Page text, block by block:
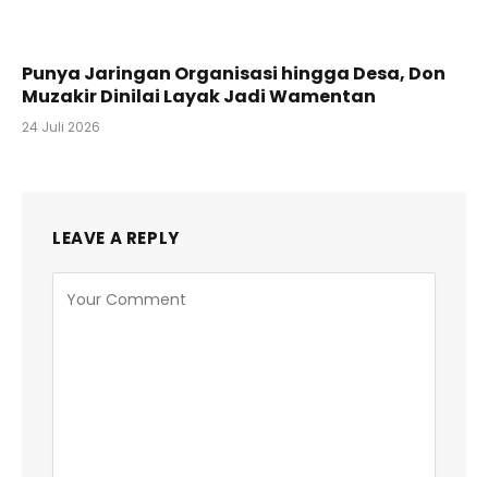
Punya Jaringan Organisasi hingga Desa, Don
Muzakir Dinilai Layak Jadi Wamentan
24 Juli 2026
LEAVE A REPLY